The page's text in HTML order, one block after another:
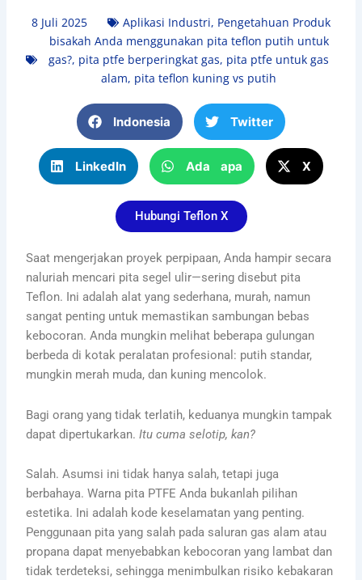
8 Juli 2025 Aplikasi Industri, Pengetahuan Produk
bisakah Anda menggunakan pita teflon putih untuk
gas?, pita ptfe berperingkat gas, pita ptfe untuk gas
alam, pita teflon kuning vs putih
Indonesia Twitter
LinkedIn Ada apa X
Hubungi Teflon X
Saat mengerjakan proyek perpipaan, Anda hampir secara
naluriah mencari pita segel ulir—sering disebut pita
Teflon. Ini adalah alat yang sederhana, murah, namun
sangat penting untuk memastikan sambungan bebas
kebocoran. Anda mungkin melihat beberapa gulungan
berbeda di kotak peralatan profesional: putih standar,
mungkin merah muda, dan kuning mencolok.
Bagi orang yang tidak terlatih, keduanya mungkin tampak
dapat dipertukarkan.Itu cuma selotip, kan?
Salah. Asumsi ini tidak hanya salah, tetapi juga
berbahaya. Warna pita PTFE Anda bukanlah pilihan
estetika. Ini adalah kode keselamatan yang penting.
Penggunaan pita yang salah pada saluran gas alam atau
propana dapat menyebabkan kebocoran yang lambat dan
tidak terdeteksi, sehingga menimbulkan risiko kebakaran